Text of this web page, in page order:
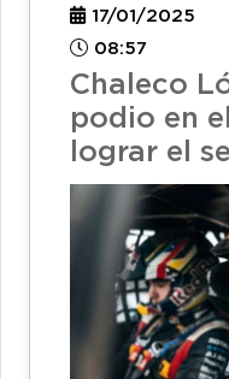
17/01/2025
08:57
Chaleco
podio en
lograr el